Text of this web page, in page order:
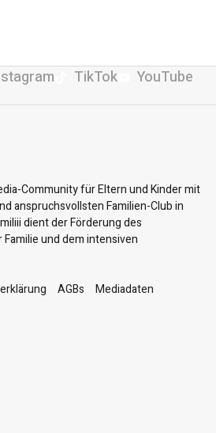
TikTok YouTube
Community für Eltern und Kinder mit
anspruchsvollsten Familien-Club in
dient der Förderung des
und dem intensiven
AGBs Mediadaten